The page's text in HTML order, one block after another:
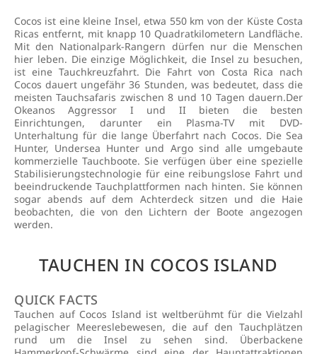
Cocos ist eine kleine Insel, etwa 550 km von der Küste Costa
Ricas entfernt, mit knapp 10 Quadratkilometern Landfläche.
Mit den Nationalpark-Rangern dürfen nur die Menschen
hier leben. Die einzige Möglichkeit, die Insel zu besuchen,
ist eine Tauchkreuzfahrt. Die Fahrt von Costa Rica nach
Cocos dauert ungefähr 36 Stunden, was bedeutet, dass die
meisten Tauchsafaris zwischen 8 und 10 Tagen dauern.Der
Okeanos Aggressor I und II bieten die besten
Einrichtungen, darunter ein Plasma-TV mit DVD-
Unterhaltung für die lange Überfahrt nach Cocos. Die Sea
Hunter, Undersea Hunter und Argo sind alle umgebaute
kommerzielle Tauchboote. Sie verfügen über eine spezielle
Stabilisierungstechnologie für eine reibungslose Fahrt und
beeindruckende Tauchplattformen nach hinten. Sie können
sogar abends auf dem Achterdeck sitzen und die Haie
beobachten, die von den Lichtern der Boote angezogen
werden.
TAUCHEN IN COCOS ISLAND
QUICK FACTS
Tauchen auf Cocos Island ist weltberühmt für die Vielzahl
pelagischer Meereslebewesen, die auf den Tauchplätzen
rund um die Insel zu sehen sind. Überbackene